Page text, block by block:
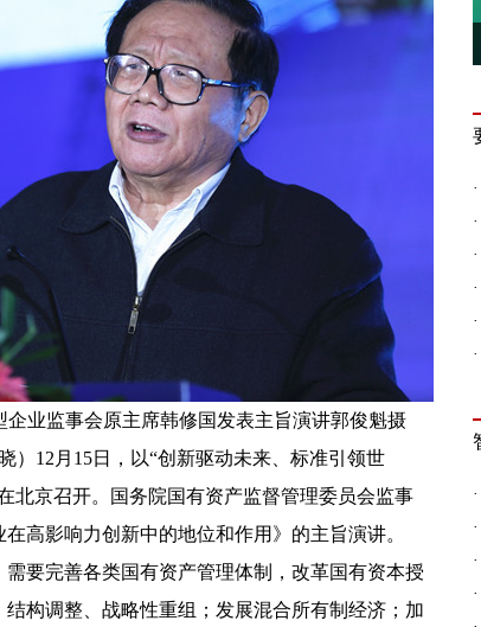
业监事会原主席韩修国发表主旨演讲郭俊魁摄
）12月15日，以“创新驱动未来、标准引领世
北京召开。国务院国有资产监督管理委员会监事
高影响力创新中的地位和作用》的主旨演讲。
要完善各类国有资产管理体制，改革国有资本授
构调整、战略性重组；发展混合所有制经济；加